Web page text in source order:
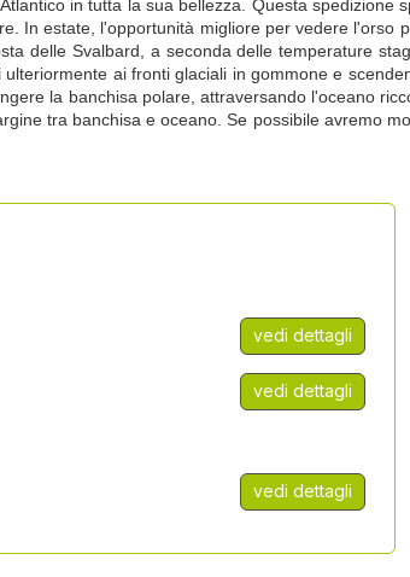
in tutta la sua bellezza. Questa spedizione
In estate, l'opportunità migliore per vedere l'orso
delle Svalbard, a seconda delle temperature
ai fronti glaciali in gommone e
la banchisa polare, attraversando l'oceano
tra banchisa e oceano. Se possibile avremo
vedi dettagli
vedi dettagli
vedi dettagli